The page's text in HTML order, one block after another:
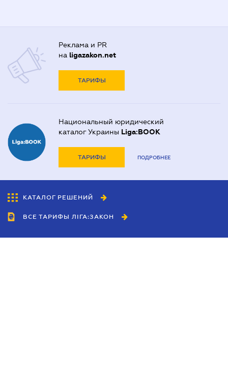
Реклама и PR
на ligazakon.net
ТАРИФЫ
Национальный юридический
каталог Украины Liga:BOOK
ТАРИФЫ ПОДРОБНЕЕ
КАТАЛОГ РЕШЕНИЙ
ВСЕ ТАРИФЫ ЛІГА:ЗАКОН